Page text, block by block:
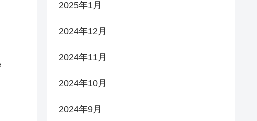
2025年1月
2024年12月
2024年11月
2024年10月
2024年9月